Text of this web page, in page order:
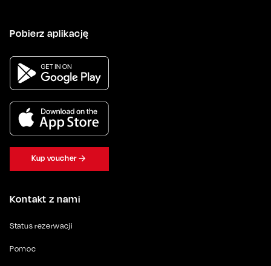
Kontakt z nami
Status rezerwacji
Pomoc
Pobierz aplikację
Kup voucher